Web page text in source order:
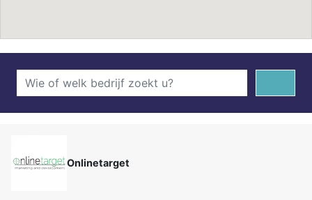
Onlinetarget